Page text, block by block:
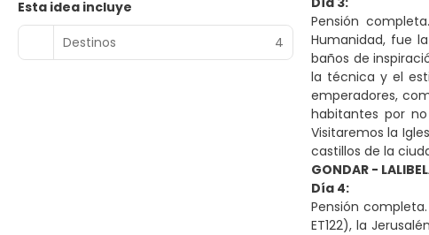
Esta idea incluye
Destinos
4
Pensión
Humanidad, fue
baños de
la técnica y el
emperadores,
habitantes por
Visitaremos la
castillos de la
GONDAR -
Día 4:
Pensión
ET122), la